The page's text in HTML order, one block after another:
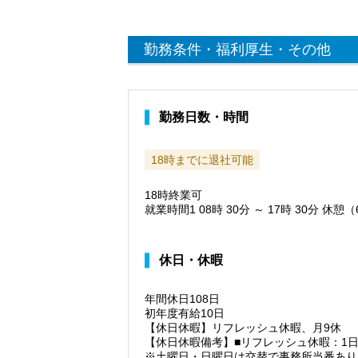
勤務条件・福利厚生・その他
勤務日数・時間
18時までに退社可能
18時終業可
就業時間1 08時 30分 ～ 17時 30分 休憩（
休日・休暇
年間休日108日
初年度有給10日
【休日休暇】リフレッシュ休暇、月9休
【休日休暇備考】■リフレッシュ休暇：1日